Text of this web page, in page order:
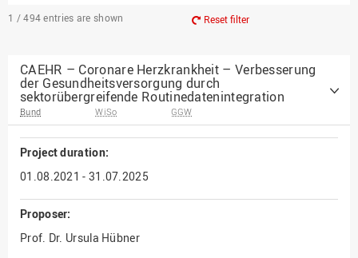
1 / 494 entries are shown Reset filter
CAEHR – Coronare Herzkrankheit – Verbesserung
der Gesundheitsversorgung durch
sektorübergreifende Routinedatenintegration
Bund WiSo GGW
Project duration:
01.08.2021 - 31.07.2025
Proposer:
Prof. Dr. Ursula Hübner